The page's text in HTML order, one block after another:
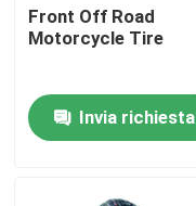
notizie
Front Off Road
Motorcycle Tire
Invia richiesta